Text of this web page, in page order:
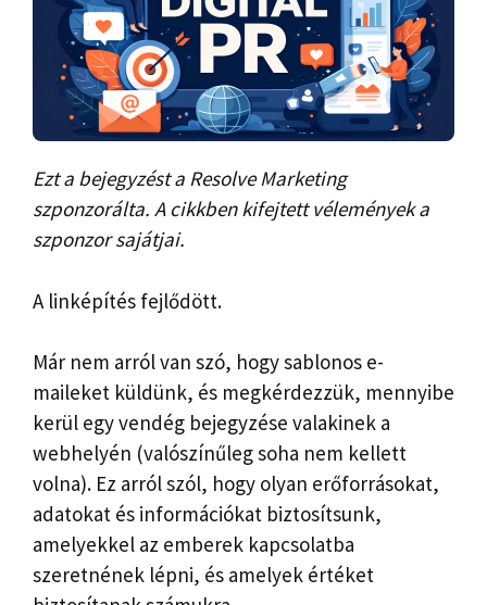
Ezt a bejegyzést a Resolve Marketing
szponzorálta. A cikkben kifejtett vélemények a
szponzor sajátjai.
A linképítés fejlődött.
Már nem arról van szó, hogy sablonos e-
maileket küldünk, és megkérdezzük, mennyibe
kerül egy vendég bejegyzése valakinek a
webhelyén (valószínűleg soha nem kellett
volna). Ez arról szól, hogy olyan erőforrásokat,
adatokat és információkat biztosítsunk,
amelyekkel az emberek kapcsolatba
szeretnének lépni, és amelyek értéket